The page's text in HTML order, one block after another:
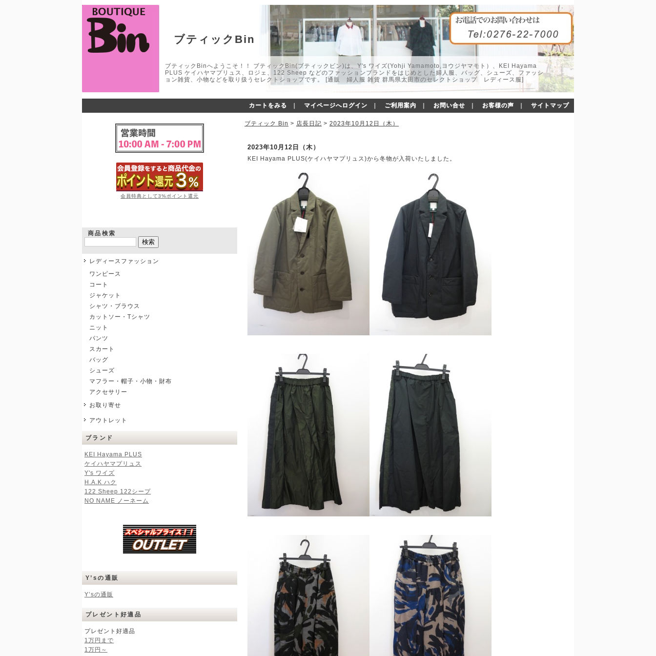
ブティックBin
ブティックBinへようこそ！！ ブティックBin(ブティックビン)は、Y's ワイズ(Yohji Yamamoto,ヨウジヤマモト）、KEI Hayama
PLUS ケイハヤマプリュス、ロジェ、122 Sheep などのファッションブランドをはじめとした婦人服、バッグ、シューズ、ファッシ
ョン雑貨、小物などを取り扱うセレクトショップです。 [通販 婦人服 雑貨 群馬県太田市のセレクトショップ レディース服]
カートをみる マイページへログイン ご利用案内 お問い合せ お客様の声 サイトマップ
会員特典として3%ポイント還元
商品検索
レディースファッション
ワンピース
コート
ジャケット
シャツ・ブラウス
カットソー・Tシャツ
ニット
パンツ
スカート
バッグ
シューズ
マフラー・帽子・小物・財布
アクセサリー
お取り寄せ
アウトレット
ブランド
KEI Hayama PLUS
ケイハヤマプリュス
Y's ワイズ
H.A.K ハク
122 Sheep 122シープ
NO NAME ノーネーム
Y’sの通販
Y’sの通販
プレゼント好適品
プレゼント好適品
1万円まで
1万円～
ブティック Bin > 店長日記 > 2023年10月12日（木）
2023年10月12日（木）
KEI Hayama PLUS(ケイハヤマプリュス)から冬物が入荷いたしました。